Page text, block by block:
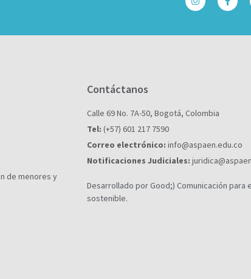
de menores y
Contáctanos
Calle 69 No. 7A-50, Bogotá, Colombia
Tel: (+57) 601 217 7590
Correo electrónico: info@aspaen.edu.co
Notificaciones Judiciales:
Desarrollado por Good;) Comunicación para
sostenible.